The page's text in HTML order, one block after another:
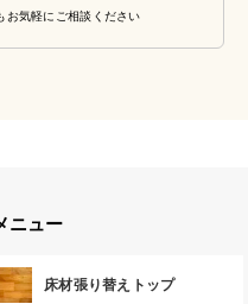
お気軽にご相談ください
ニュー
床材張り替えトップ